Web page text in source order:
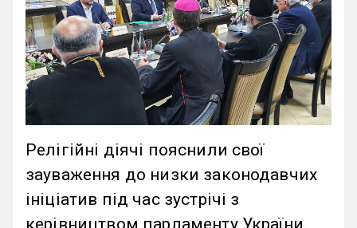
Релігійні діячі пояснили свої
зауваження до низки законодавчих
ініціатив під час зустрічі з
керівництвом парламенту України.